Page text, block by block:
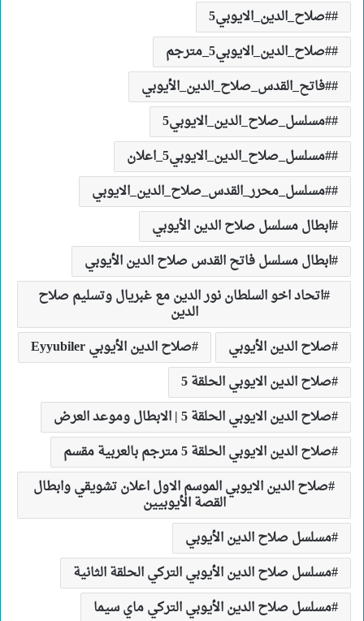
#صلاح_الدين_الايوبي5
#صلاح_الدين_الايوبي5_مترجم
#فاتح_القدس_صلاح_الدين_الأيوبي
#مسلسل_صلاح_الدين_الايوبي5
#مسلسل_صلاح_الدين_الايوبي5_اعلان
#مسلسل_محرر_القدس_صلاح_الدين_الايوبي
ابطال مسلسل صلاح الدين الأيوبي
ابطال مسلسل فاتح القدس صلاح الدين الأيوبي
اتحاد اخو السلطان نور الدين مع غبريال وتسليم صلاح
الدين
صلاح الدين الأيوبي
صلاح الدين الأيوبي Eyyubiler
صلاح الدين الايوبي الحلقة 5
صلاح الدين الايوبي الحلقة 5 | الابطال وموعد العرض
صلاح الدين الايوبي الحلقة 5 مترجم بالعربية مقسم
صلاح الدين الايوبي الموسم الاول اعلان تشويقي وابطال
القصة الأيوبيين
مسلسل صلاح الدين الأيوبي
مسلسل صلاح الدين الأيوبي التركي الحلقة الثانية
مسلسل صلاح الدين الأيوبي التركي ماي سيما